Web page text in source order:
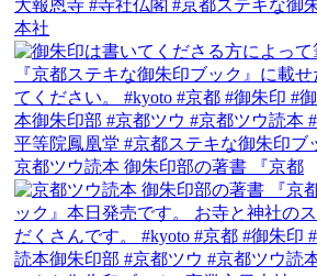
京都ツウ読本 御朱印部の著書 『京都